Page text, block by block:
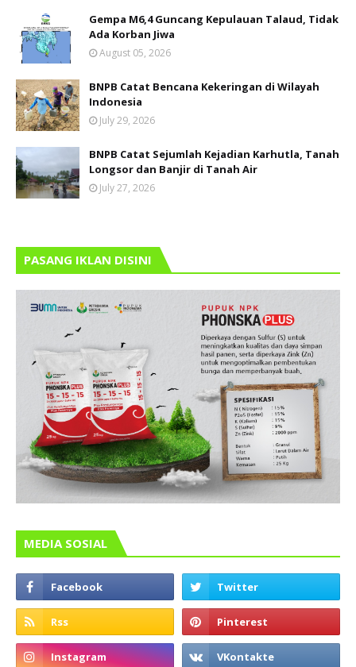
Gempa M6,4 Guncang Kepulauan Talaud, Tidak
Ada Korban Jiwa
August 05, 2026
BNPB Catat Bencana Kekeringan di Wilayah
Indonesia
July 29, 2026
BNPB Catat Sejumlah Kejadian Karhutla, Tanah
Longsor dan Banjir di Tanah Air
July 27, 2026
PASANG IKLAN DISINI
MEDIA SOSIAL